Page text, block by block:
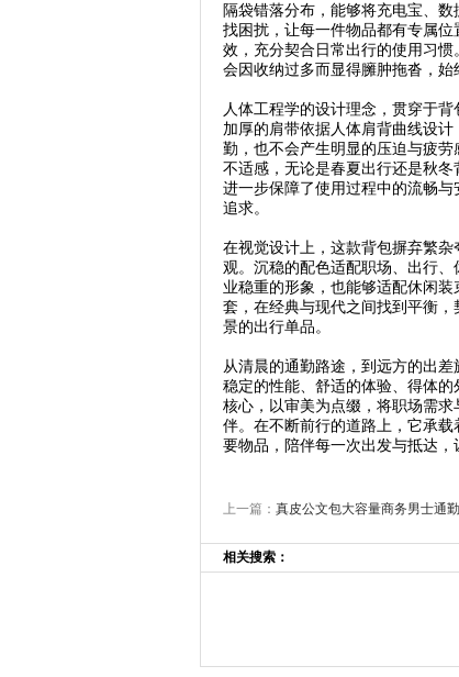
隔袋错落分布，能够将充电宝、
找困扰，让每一件物品都有专属
效，充分契合日常出行的使用习
会因收纳过多而显得臃肿拖沓，始
人体工程学的设计理念，贯穿于
加厚的肩带依据人体肩背曲线设
勤，也不会产生明显的压迫与疲
不适感，无论是春夏出行还是秋
进一步保障了使用过程中的流畅
追求。
在视觉设计上，这款背包摒弃繁
观。沉稳的配色适配职场、出行
业稳重的形象，也能够适配休闲
套，在经典与现代之间找到平衡
景的出行单品。
从清晨的通勤路途，到远方的出
稳定的性能、舒适的体验、得体
核心，以审美为点缀，将职场需
伴。在不断前行的道路上，它承
要物品，陪伴每一次出发与抵达，
上一篇： 真皮公文包大容量商务男士通
相关搜索：